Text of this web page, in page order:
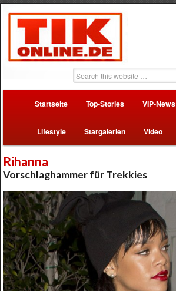
Startseite Top-Stories VIP-News
Lifestyle Stargalerien Video
Rihanna
Vorschlaghammer für Trekkies